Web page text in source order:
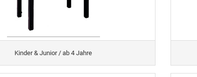
Kinder & Junior / ab 4 Jahre